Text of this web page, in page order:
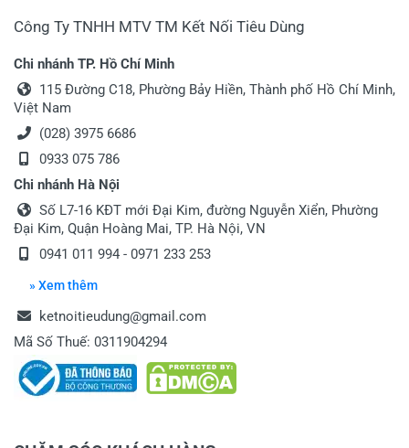
Công Ty TNHH MTV TM Kết Nối Tiêu Dùng
Chi nhánh TP. Hồ Chí Minh
115 Đường C18, Phường Bảy Hiền, Thành phố Hồ Chí Minh,
Việt Nam
(028) 3975 6686
0933 075 786
Chi nhánh Hà Nội
Số L7-16 KĐT mới Đại Kim, đường Nguyễn Xiển, Phường
Đại Kim, Quận Hoàng Mai, TP. Hà Nội, VN
0941 011 994 - 0971 233 253
» Xem thêm
ketnoitieudung@gmail.com
Mã Số Thuế: 0311904294